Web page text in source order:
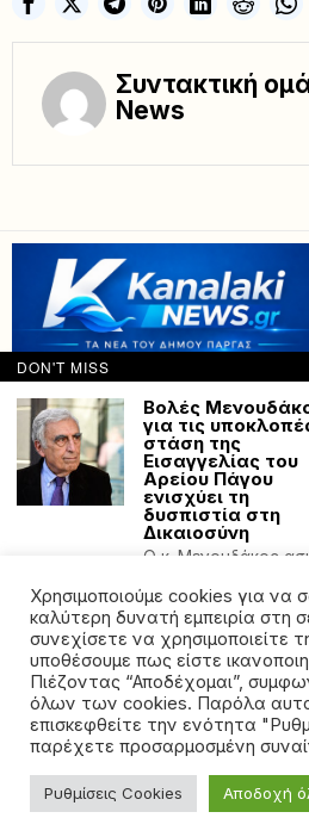
Συντακτική
News
Powered with by Hostville”)
©2026 - All rights reserved.
αναδημοσίευση χωρίς
Χρησιμοποιούμε cookies για να
καλύτερη δυνατή εμπειρία στη
συνεχίσετε να χρησιμοποιείτε
υποθέσουμε πως είστε
Πιέζοντας “Αποδέχομαι”,
όλων των cookies. Παρόλα
επισκεφθείτε την ενότητα
παρέχετε προσαρμοσμένη
Ρυθμίσεις Cookies Αποδοχή
DON'T MISS
Βολές
για τις
στάση της
Εισαγγελίας του
Αρείου Πάγου
ενισχύει τη
δυσπιστία στη
Δικαιοσύνη
Ο κ. Μενουδάκος
χειρισμούς της
Εισαγγελίας του
Τι λέει ο
έστησε
παιδόφιλο – «Τον
ήξερα, έμενε 400
μέτρα μακριά
Τα λόγια του
καθηλώνουν. Ο